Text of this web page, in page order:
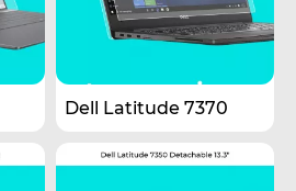
Dell Latitude 7370